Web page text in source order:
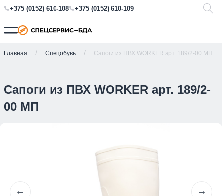
+375 (0152) 610-108 +375 (0152) 610-109
Главная Спецобувь Сапоги из ПВХ WORKER арт. 189/2-00 МП
Сапоги из ПВХ WORKER арт. 189/2-
00 МП